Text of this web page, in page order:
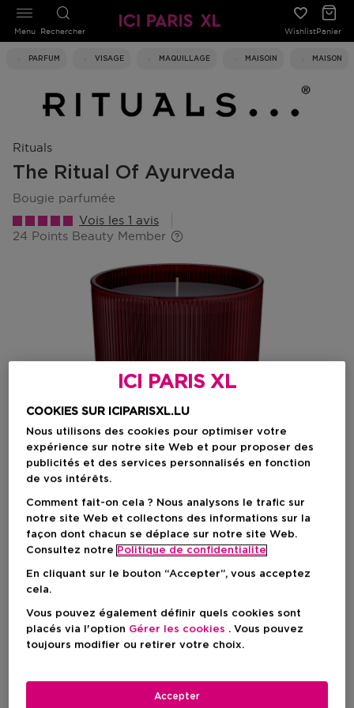
Rechercher WishlistPanier
PARFUM VISAGE MAQUILLAGE MAISOIN MAISON
Menu
Rituals
The Ritual Of Ayurveda
bougie parfumée
Vois les 1 avis
24 Points Beauty Member
Choisissez votre format
290 G En stock
ICI PARIS XL
COOKIES SUR ICIPARISXL.LU
Nous utilisons des cookies pour optimiser votre
expérience sur notre site Web et pour proposer des
publicités et des services personnalisés en fonction
de vos intérêts.
Comment fait-on cela ? Nous analysons le trafic sur
notre site Web et collectons des informations sur la
façon dont chacun se déplace sur notre site Web.
Consultez notre Politique de confidentialite
En cliquant sur le bouton “Accepter”, vous acceptez
cela.
Vous pouvez également définir quels cookies sont
placés via l'option Gérer les cookies . Vous pouvez
toujours modifier ou retirer votre choix.
Accepter